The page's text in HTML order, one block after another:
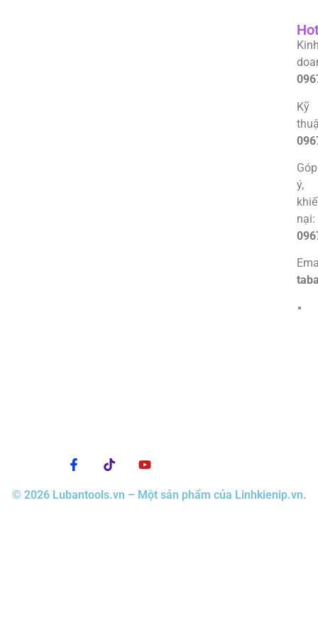
Kỹ
Góp
ý,
nại:
© 2026 Lubantools.vn – Một sản phẩm của Linhkienip.vn.